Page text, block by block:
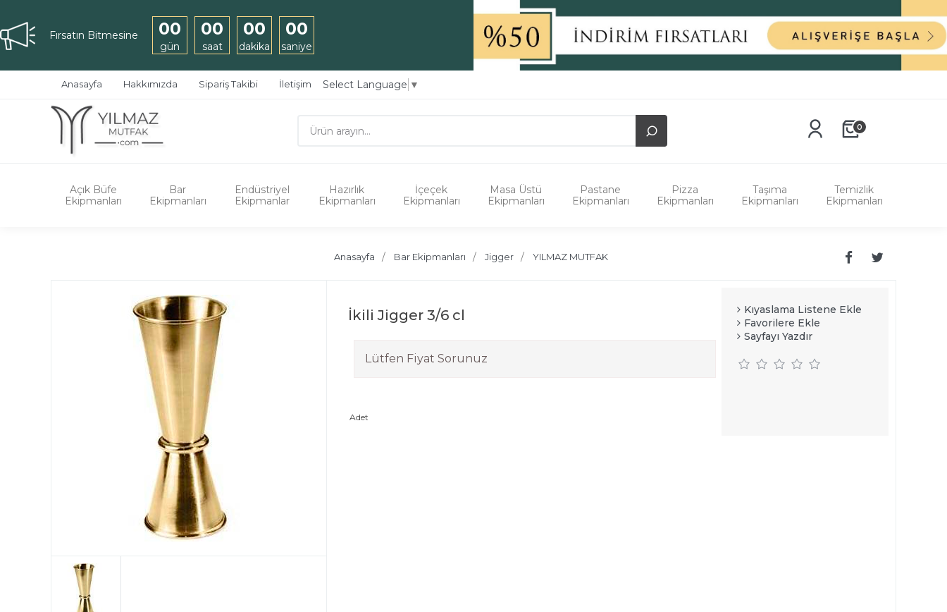
Fırsatın Bitmesine 00
gün
00
saat
00
dakika
00
saniye
Anasayfa Hakkımızda Sipariş Takibi İletişim Select Language ▼
0
Açık Büfe
Ekipmanları
Bar
Ekipmanları
Endüstriyel
Ekipmanlar
Hazırlık
Ekipmanları
İçeçek
Ekipmanları
Masa Üstü
Ekipmanları
Pastane
Ekipmanları
Pizza
Ekipmanları
Taşıma
Ekipmanları
Temizlik
Ekipmanları
Anasayfa Bar Ekipmanları Jigger YILMAZ MUTFAK
İkili Jigger 3/6 cl
Lütfen Fiyat Sorunuz
Adet
Kıyaslama Listene Ekle
Favorilere Ekle
Sayfayı Yazdır